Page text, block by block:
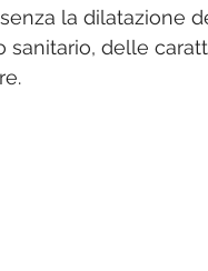
la dilatazione
sanitario, delle